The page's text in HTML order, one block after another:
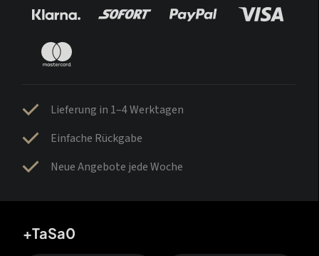
Lieferung in 1–4 Werktagen
Einfache Rückgabe
Neue Angebote jede Woche
+TaSa0